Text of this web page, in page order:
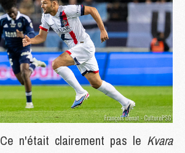
Ce n'était clairement pas le Kvara